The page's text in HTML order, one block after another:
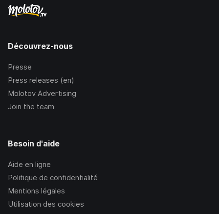
Découvrez-nous
Presse
Press releases (en)
Molotov Advertising
Join the team
Besoin d'aide
Aide en ligne
Politique de confidentialité
Mentions légales
Utilisation des cookies